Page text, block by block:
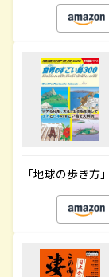
「地球の歩き方